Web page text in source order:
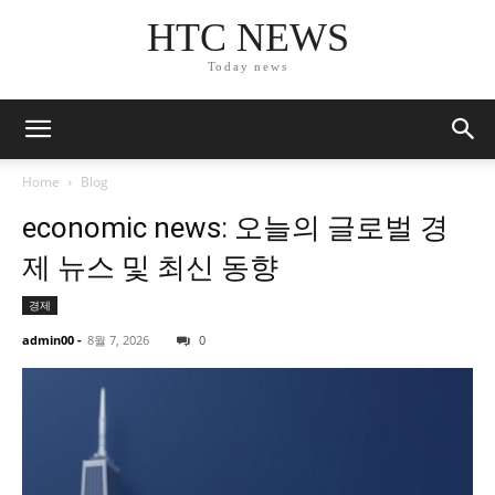
HTC NEWS
Today news
Home Blog
economic news: 오늘의 글로벌 경
제 뉴스 및 최신 동향
경제
admin00 - 8월 7, 2026 0